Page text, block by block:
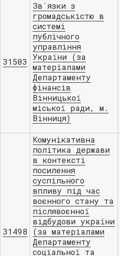
31503
Зв`язки з
громадськістю в
системі
публічного
управління
України (за
матеріалами
Департаменту
фінансів
Вінницької
міської ради, м.
Вінниця)
31498
Комунікативна
політика держави
в контексті
посилення
суспільного
впливу під час
воєнного стану та
післявоєнної
відбудови україни
(за матеріалами
Департаменту
соціальної та